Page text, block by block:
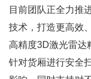
目前团队正全力推
技术，打造更高效
高精度3D激光雷达
针对货厢进行安全